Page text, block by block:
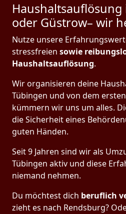
Haushaltsauflösung
oder Güstrow– wir
Nutze unsere
stressfreien sowie
Haushaltsauflösung.
Wir organisieren deine
Tübingen und von dem
kümmern wir uns um alles.
die Sicherheit eines
guten Händen.
Seit 9 Jahren sind wir als
Tübingen aktiv und diese
niemand nehmen.
Du möchtest dich beruflich
zieht es nach Rendsburg?